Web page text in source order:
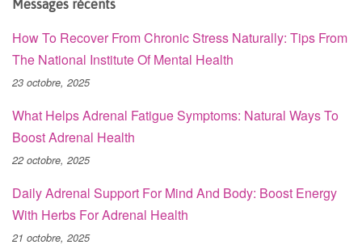
Messages récents
How To Recover From Chronic Stress Naturally: Tips From
The National Institute Of Mental Health
23 octobre, 2025
What Helps Adrenal Fatigue Symptoms: Natural Ways To
Boost Adrenal Health
22 octobre, 2025
Daily Adrenal Support For Mind And Body: Boost Energy
With Herbs For Adrenal Health
21 octobre, 2025